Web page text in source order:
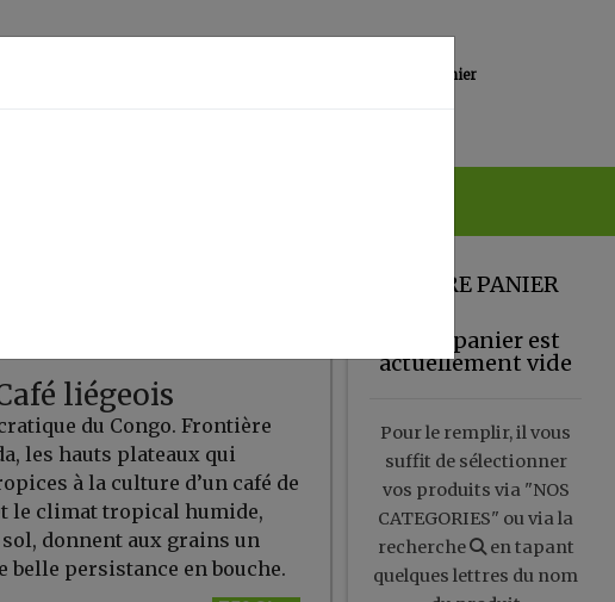
Mon panier
liégeois
du Congo. Frontière
les hauts plateaux qui
à la culture d’un café de
le climat tropical humide,
donnent aux grains un
belle persistance en bouche.
VOTRE PANIER
Votre panier est
actuellement vide
Pour le remplir, il vous
suffit de sélectionner
vos produits via "NOS
CATEGORIES" ou via la
recherche
en tapant
quelques lettres du nom